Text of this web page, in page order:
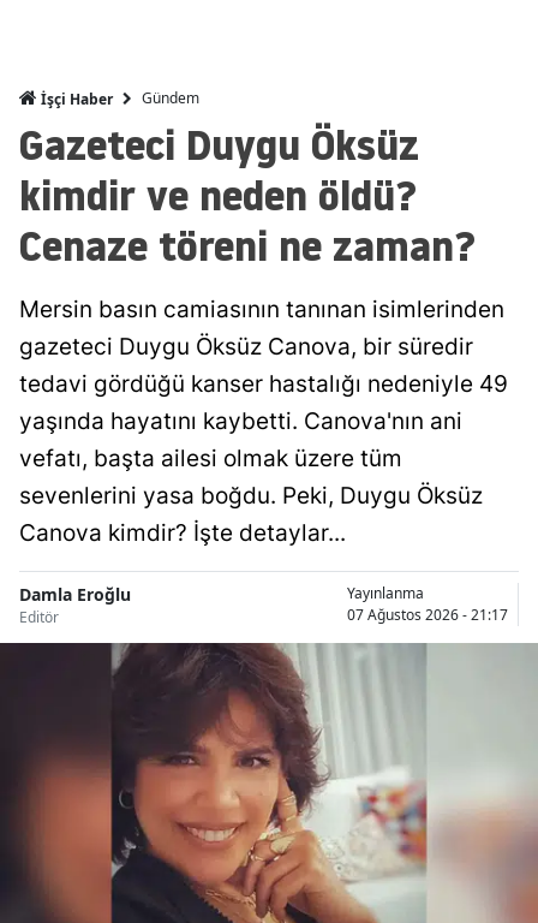
Muğla
Nevşehir
Niğde
Ordu
Rize
Samsun
Siirt
İşçi Haber Gündem
Gazeteci Duygu Öksüz
kimdir ve neden öldü?
Cenaze töreni ne zaman?
Mersin basın camiasının tanınan isimlerinden
gazeteci Duygu Öksüz Canova, bir süredir
tedavi gördüğü kanser hastalığı nedeniyle 49
yaşında hayatını kaybetti. Canova'nın ani
vefatı, başta ailesi olmak üzere tüm
sevenlerini yasa boğdu. Peki, Duygu Öksüz
Canova kimdir? İşte detaylar...
Damla Eroğlu
Editör
Yayınlanma
07 Ağustos 2026 - 21:17